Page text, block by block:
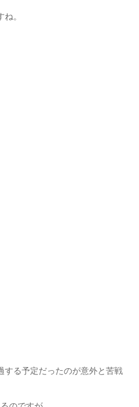
。
する予定だったのが意外と苦戦